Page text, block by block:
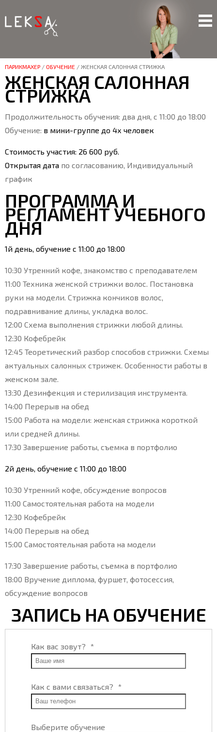
ПАРИКМАХЕР / ОБУЧЕНИЕ / ЖЕНСКАЯ САЛОННАЯ СТРИЖКА
ЖЕНСКАЯ САЛОННАЯ
СТРИЖКА
Продолжительность обучения: два дня, с 11:00 до 18:00
Обучение: в мини-группе до 4х человек
Стоимость участия: 26 600 руб.
Открытая дата по согласованию, Индивидуальный
график
ПРОГРАММА И
РЕГЛАМЕНТ УЧЕБНОГО
ДНЯ
1й день, обучение с 11:00 до 18:00
10:30 Утренний кофе, знакомство с преподавателем
11:00 Техника женской стрижки волос. Постановка
руки на модели. Стрижка кончиков волос,
подравнивание длины, укладка волос.
12:00 Схема выполнения стрижки любой длины.
12:30 Кофебрейк
12:45 Теоретический разбор способов стрижки. Схемы
актуальных салонных стрижек. Особенности работы в
женском зале.
13:30 Дезинфекция и стерилизация инструмента.
14:00 Перерыв на обед
15:00 Работа на модели: женская стрижка короткой
или средней длины.
17:30 Завершение работы, съемка в портфолио
2й день, обучение с 11:00 до 18:00
10:30 Утренний кофе, обсуждение вопросов
11:00 Самостоятельная работа на модели
12:30 Кофебрейк
14:00 Перерыв на обед
15:00 Самостоятельная работа на модели
17:30 Завершение работы, съемка в портфолио
18:00 Вручение диплома, фуршет, фотосессия,
обсуждение вопросов
ЗАПИСЬ НА ОБУЧЕНИЕ
Как вас зовут? *
Как с вами связаться? *
Выберите обучение